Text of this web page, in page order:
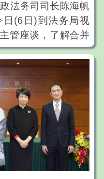
法务司司长陈海帆
日(6日)到法务局视
管座谈，了解合并
今后在立法工作方
繁重，她勉励各级
，积极沟通，尤其
机制的过程中，探
模式，通力合作为
力。会后，陈海帆